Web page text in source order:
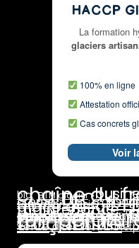
HACCP
La formation
glaciers
100% en ligne
Attestation
Cas concrets
Voir
bio BTM glacier
chaîne du
crème DLC
formation glacier
glace au lait
maintenance
pannes pasteurisateur
prix de vente
réseaux sociaux
stabilisants
traçabilité
vente directe vitrine